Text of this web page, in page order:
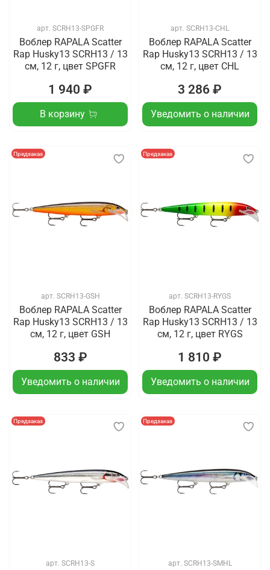
арт. SCRH13-SPGFR
Воблер RAPALA Scatter
Rap Husky13 SCRH13 / 13
см, 12 г, цвет SPGFR
1 940 ₽
В корзину
арт. SCRH13-CHL
Воблер RAPALA Scatter
Rap Husky13 SCRH13 / 13
см, 12 г, цвет CHL
3 286 ₽
Уведомить о наличии
Предзаказ
арт. SCRH13-GSH
Воблер RAPALA Scatter
Rap Husky13 SCRH13 / 13
см, 12 г, цвет GSH
833 ₽
Уведомить о наличии
Предзаказ
арт. SCRH13-RYGS
Воблер RAPALA Scatter
Rap Husky13 SCRH13 / 13
см, 12 г, цвет RYGS
1 810 ₽
Уведомить о наличии
Предзаказ
арт. SCRH13-S
Предзаказ
арт. SCRH13-SMHL